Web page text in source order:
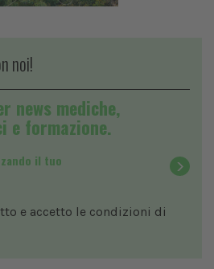
noi!
news mediche,
formazione.
il tuo
e accetto le condizioni di